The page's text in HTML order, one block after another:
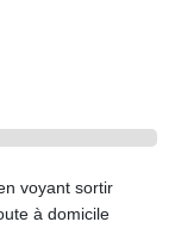
voyant sortir
à domicile